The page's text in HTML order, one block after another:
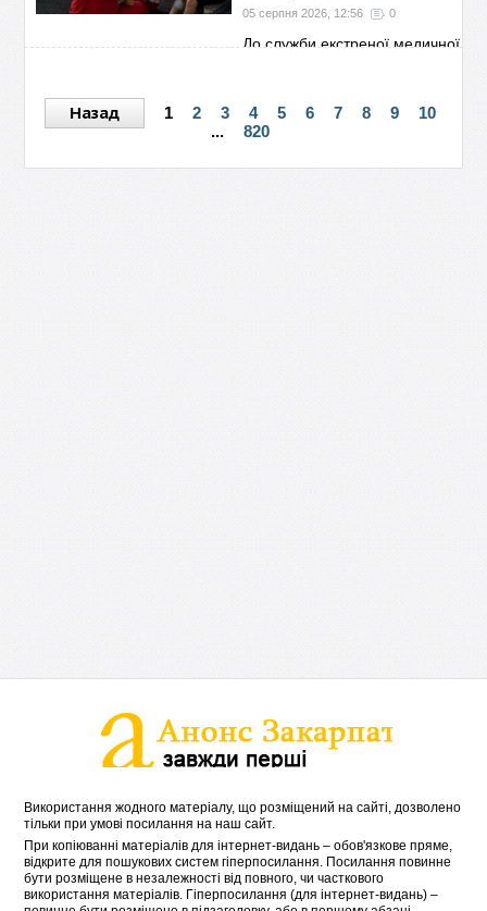
05 серпня 2026, 12:56 0
До служби екстреної медичної
Назад 1 2 3 4 5 6 7 8 9
10
...
820
Використання жодного матеріалу, що розміщений на сайті, дозволено
тільки при умові посилання на наш сайт.
При копіюванні матеріалів для інтернет-видань – обов'язкове пряме,
відкрите для пошукових систем гіперпосилання. Посилання повинне
бути розміщене в незалежності від повного, чи часткового
використання матеріалів. Гіперпосилання (для інтернет-видань) –